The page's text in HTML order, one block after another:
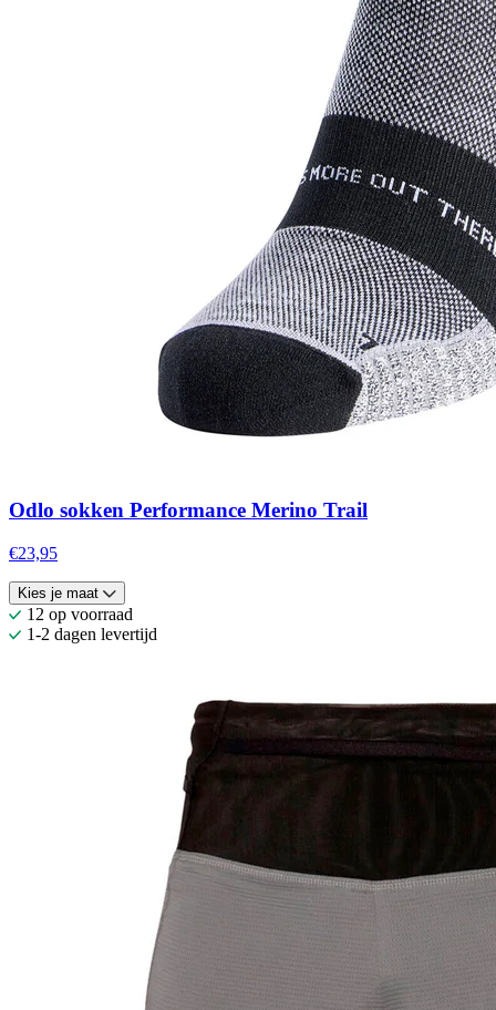
Odlo sokken Performance Merino Trail
€23,95
Kies je maat
12 op voorraad
1-2 dagen levertijd